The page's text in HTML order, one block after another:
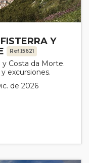
Y
Ref.15621
y Costa da Morte.
excursiones.
de 2026